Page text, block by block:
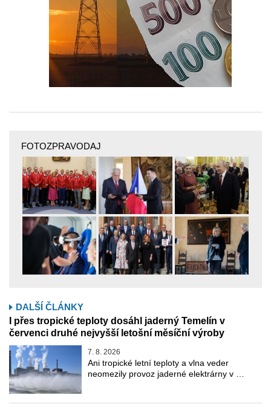
FOTOZPRAVODAJ
DALŠÍ ČLÁNKY
I přes tropické teploty dosáhl jaderný Temelín v
červenci druhé nejvyšší letošní měsíční výroby
7. 8. 2026
Ani tropické letní teploty a vlna veder
neomezily provoz jaderné elektrárny v …